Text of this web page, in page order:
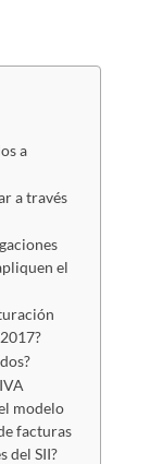
a
a través
el
modelo
facturas
del SII?